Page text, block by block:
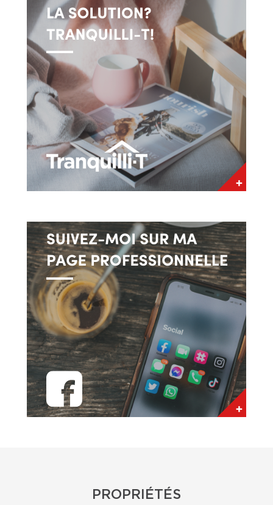
rencontres enrichissantes avec les clients.
L'ouverture sur les gens est une qualité clé pour
un courtier afin de bien saisir les besoins des
clients.
Vous êtes reconnue et appréciée pour...
Je suis reconnue pour mon positivisme, mon
énergie et ma joie de vivre. On me dit souvent
que j’apporte un vent de fraicheur parmi mes
collègues et clients. J’aime encourager les gens
et les complimenter, car je pense qu’un
compliment peut égayer leur journée.
acheteurs?
Cette transaction sera sûrement la plus
importante de leur vie, il ne faut pas la prendre
à la légère. Les acheteurs doivent être
organisés et avoir un plan complet. Ils doivent
prendre tous les détails au sérieux et être sûrs
du choix de la propriété qu’ils veulent acquérir
afin d'éviter tout sentiment de regret. Le client
peut avoir un coup de cœur pour une propriété
et de ce fait être moins attentif aux problèmes
potentiels. C’est à ce moment que le courtier
PROPRIÉTÉS